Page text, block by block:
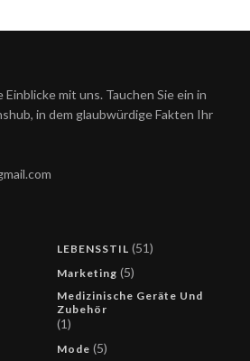
mit uns. Tauchen Sie ein in
in dem glaubwürdige Fakten Ihr
LEBENSSTIL (51)
Marketing (5)
Medizinische Geräte Und
Zubehör
(1)
Mode (5)